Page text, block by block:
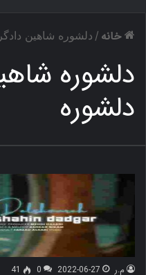
خانه / دلشوره شاهین
دلشوره
دلشوره
م.ر 2022-06-27
0
41